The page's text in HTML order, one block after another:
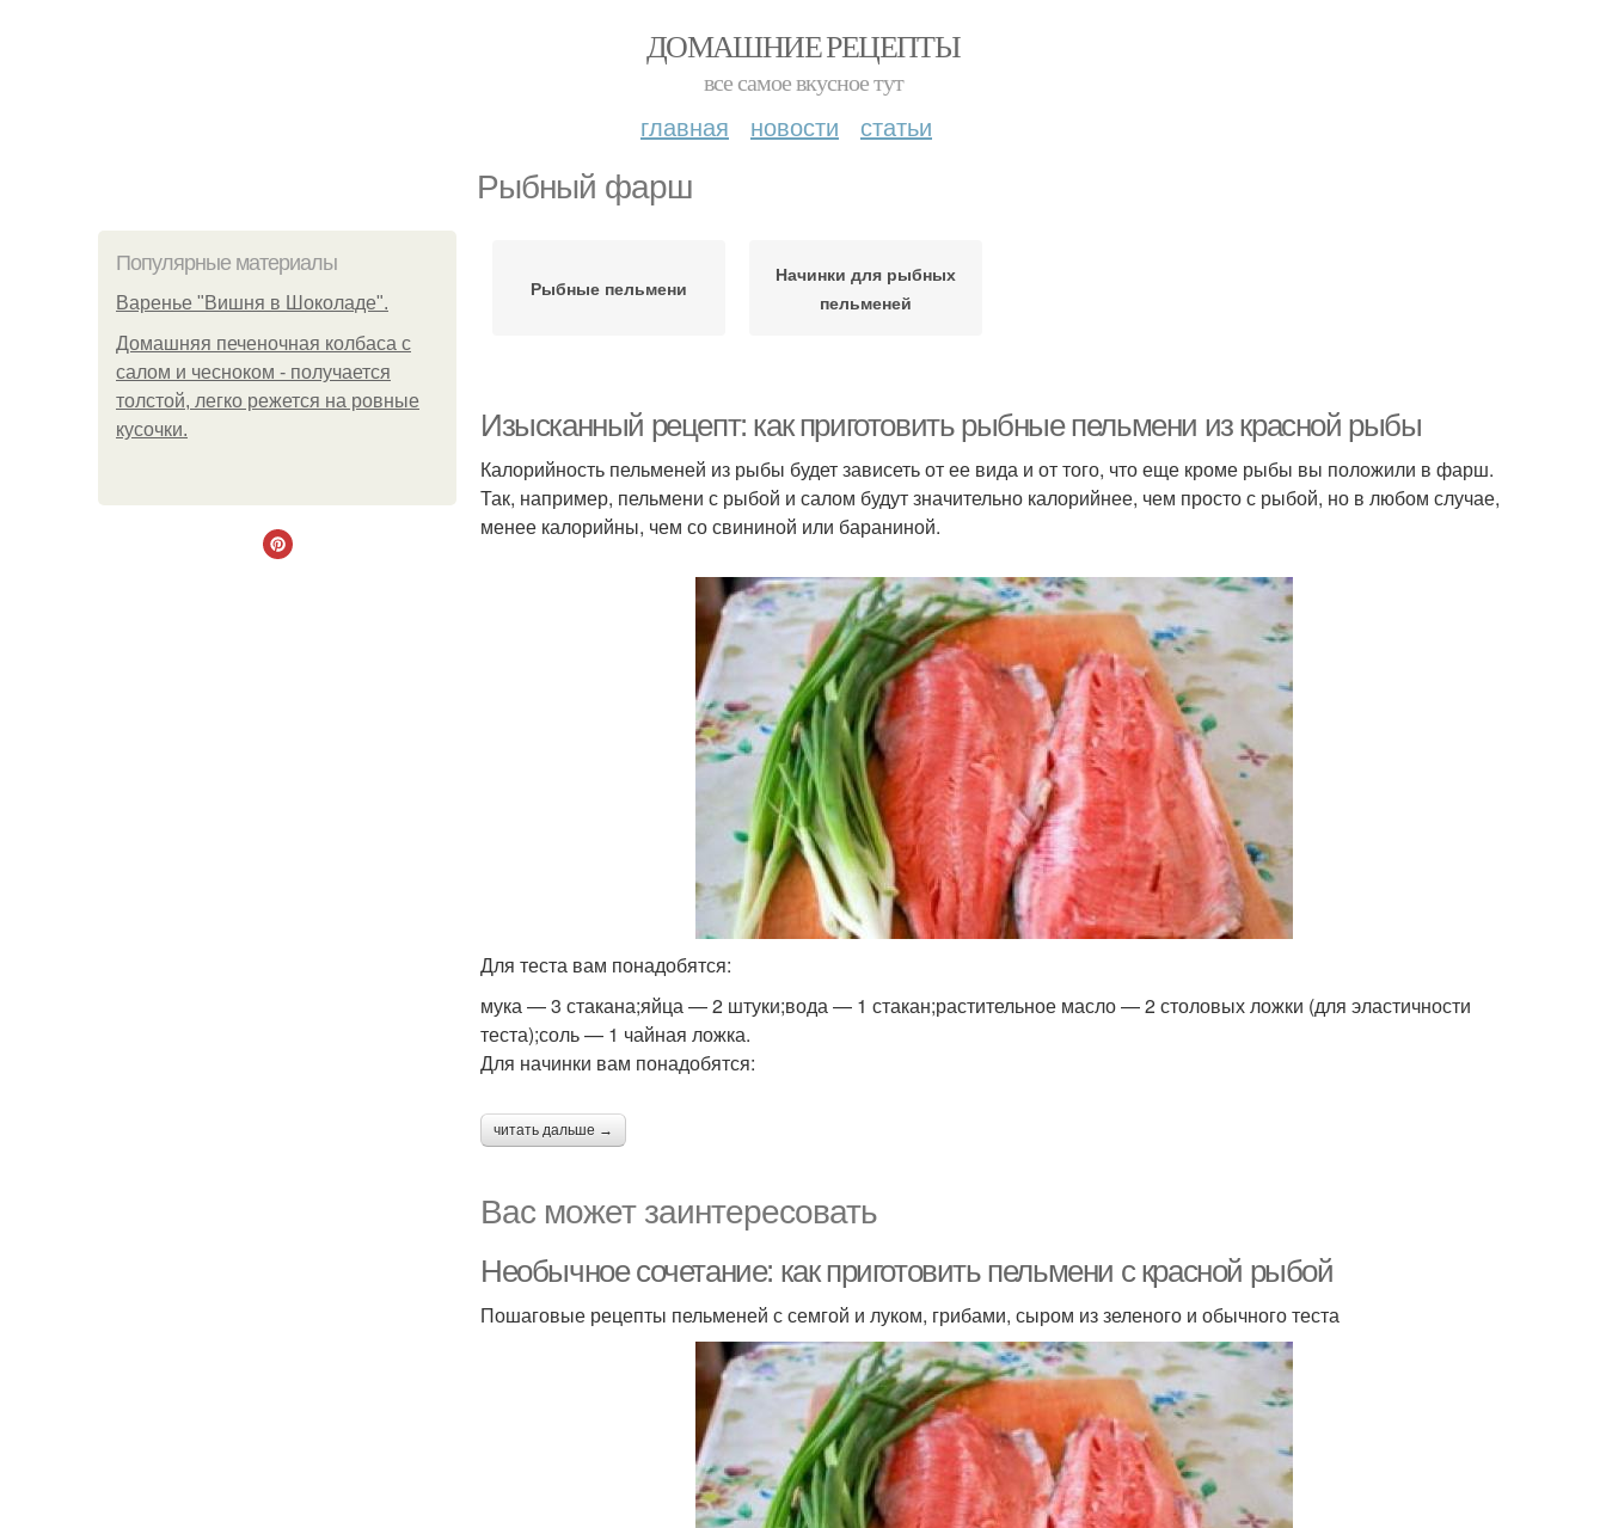
ДОМАШНИЕ РЕЦЕПТЫ
все самое вкусное тут
главная новости статьи
Рыбный фарш
Популярные материалы
Варенье "Вишня в Шоколаде".
Домашняя печеночная колбаса с
салом и чесноком - получается
толстой, легко режется на ровные
кусочки.
Рыбные пельмени
Начинки для рыбных
пельменей
Изысканный рецепт: как приготовить рыбные пельмени из красной рыбы
Калорийность пельменей из рыбы будет зависеть от ее вида и от того, что еще кроме рыбы вы положили в фарш.
Так, например, пельмени с рыбой и салом будут значительно калорийнее, чем просто с рыбой, но в любом случае,
менее калорийны, чем со свининой или бараниной.
Для теста вам понадобятся:
мука — 3 стакана;яйца — 2 штуки;вода — 1 стакан;растительное масло — 2 столовых ложки (для эластичности
теста);соль — 1 чайная ложка.
Для начинки вам понадобятся:
читать дальше →
Вас может заинтересовать
Необычное сочетание: как приготовить пельмени с красной рыбой
Пошаговые рецепты пельменей с семгой и луком, грибами, сыром из зеленого и обычного теста